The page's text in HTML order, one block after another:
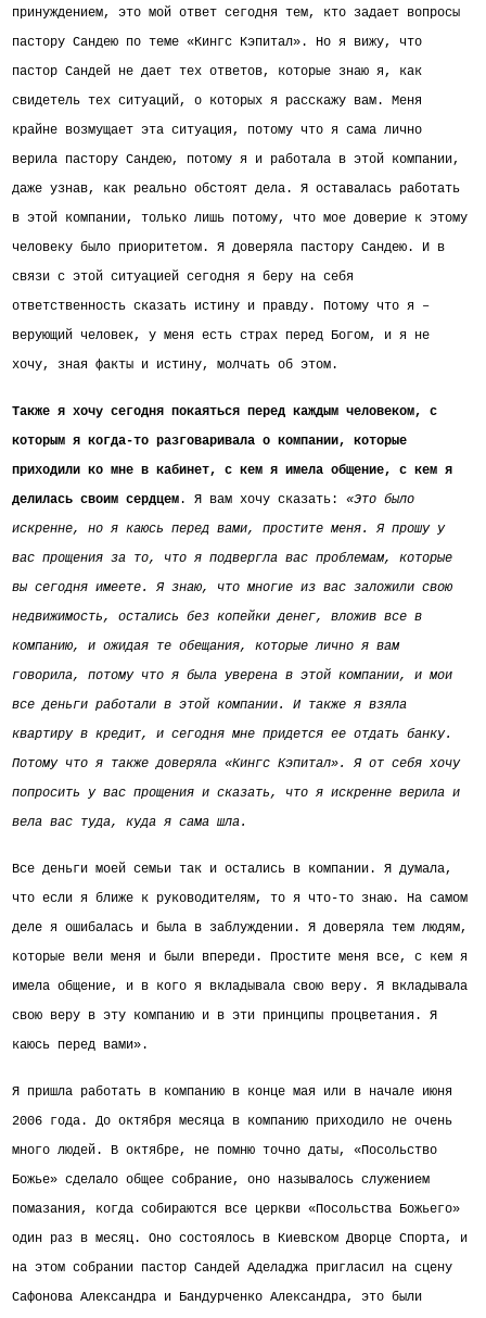
принуждением, это мой ответ сегодня тем, кто задает вопросы
пастору Сандею по теме «Кингс Кэпитал». Но я вижу, что
пастор Сандей не дает тех ответов, которые знаю я, как
свидетель тех ситуаций, о которых я расскажу вам. Меня
крайне возмущает эта ситуация, потому что я сама лично
верила пастору Сандею, потому я и работала в этой компании,
даже узнав, как реально обстоят дела. Я оставалась работать
в этой компании, только лишь потому, что мое доверие к этому
человеку было приоритетом. Я доверяла пастору Сандею. И в
связи с этой ситуацией сегодня я беру на себя
ответственность сказать истину и правду. Потому что я –
верующий человек, у меня есть страх перед Богом, и я не
хочу, зная факты и истину, молчать об этом.
Также я хочу сегодня покаяться перед каждым человеком, с
которым я когда-то разговаривала о компании, которые
приходили ко мне в кабинет, с кем я имела общение, с кем я
делилась своим сердцем. Я вам хочу сказать: «Это было
искренне, но я каюсь перед вами, простите меня. Я прошу у
вас прощения за то, что я подвергла вас проблемам, которые
вы сегодня имеете. Я знаю, что многие из вас заложили свою
недвижимость, остались без копейки денег, вложив все в
компанию, и ожидая те обещания, которые лично я вам
говорила, потому что я была уверена в этой компании, и мои
все деньги работали в этой компании. И также я взяла
квартиру в кредит, и сегодня мне придется ее отдать банку.
Потому что я также доверяла «Кингс Кэпитал». Я от себя хочу
попросить у вас прощения и сказать, что я искренне верила и
вела вас туда, куда я сама шла.
Все деньги моей семьи так и остались в компании. Я думала,
что если я ближе к руководителям, то я что-то знаю. На самом
деле я ошибалась и была в заблуждении. Я доверяла тем людям,
которые вели меня и были впереди. Простите меня все, с кем я
имела общение, и в кого я вкладывала свою веру. Я вкладывала
свою веру в эту компанию и в эти принципы процветания. Я
каюсь перед вами».
Я пришла работать в компанию в конце мая или в начале июня
2006 года. До октября месяца в компанию приходило не очень
много людей. В октябре, не помню точно даты, «Посольство
Божье» сделало общее собрание, оно называлось служением
помазания, когда собираются все церкви «Посольства Божьего»
один раз в месяц. Оно состоялось в Киевском Дворце Спорта, и
на этом собрании пастор Сандей Аделаджа пригласил на сцену
Сафонова Александра и Бандурченко Александра, это были